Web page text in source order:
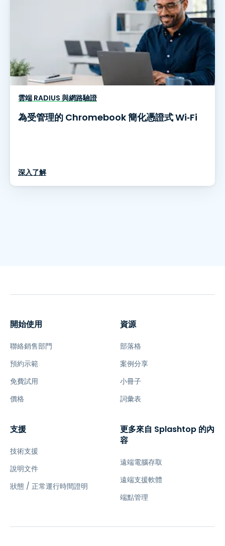
雲端 RADIUS 與網路驗證
為受管理的 Chromebook 簡化憑證式 Wi‑Fi
深入了解
開始使用
聯絡銷售部門
預約示範
免費試用
價格
資源
部落格
案例分享
小冊子
詞彙表
支援
技術支援
說明文件
狀態 / 正常運行時間證明
更多來自 Splashtop 的內
容
遠端電腦存取
遠端支援軟體
端點管理